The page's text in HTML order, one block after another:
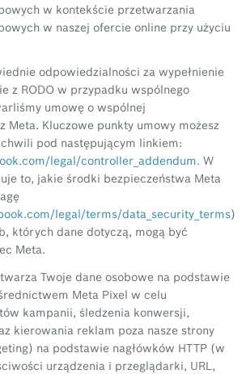
w kontekście przetwarzania
w naszej ofercie online przy użyciu
odpowiedzialności za wypełnienie
z RODO w przypadku wspólnego
umowę o wspólnej
Meta. Kluczowe punkty umowy możesz
pod następującym linkiem:
legal/controller_addendum. W
to, jakie środki bezpieczeństwa Meta
legal/terms/data_security_terms)
których dane dotyczą, mogą być
Meta.
Twoje dane osobowe na podstawie
Meta Pixel w celu
kampanii, śledzenia konwersji,
kierowania reklam poza nasze strony
na podstawie nagłówków HTTP (w
urządzenia i przeglądarki, URL,